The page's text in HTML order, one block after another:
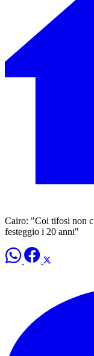
Cairo: "Coi tifosi non
festeggio i 20 anni"